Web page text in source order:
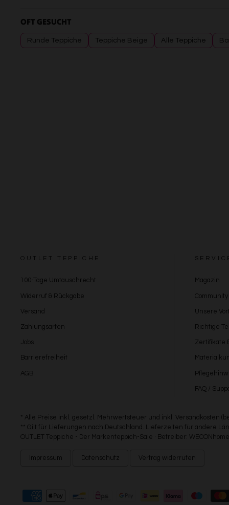
OFT GESUCHT
Runde Teppiche Teppiche Beige Alle Teppiche
OUTLET TEPPICHE
100-Tage Umtauschrecht
Widerruf & Rückgabe
Versand
Zahlungsarten
Jobs
Barrierefreiheit
AGB
Magazin
Community
Unsere
Richtige
Zertifikate
FAQ /
* Alle Preise inkl. gesetzl. Mehrwertsteuer und inkl. Versandkosten
** Gilt für Lieferungen nach Deutschland. Lieferzeiten für andere
OUTLET Teppiche - Der Markenteppich-Sale · Betreiber:
Impressum Datenschutz Vertrag widerrufen